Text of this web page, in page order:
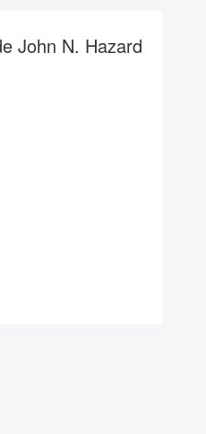
John N. Hazard